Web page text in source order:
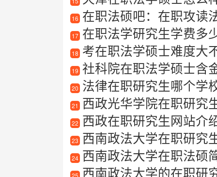
16 在职法硕吧：在职攻读
17 在职法学研究生学费多
18 考在职法学硕士难度大
19 社科院在职法学硕士含
20 法律在职研究生哪个学
21 西政光华学院在职研究
22 西政在职研究生网站介绍：
23 西南政法大学在职研究
24 西南政法大学在职法硕
25 西南政法大学的在职研